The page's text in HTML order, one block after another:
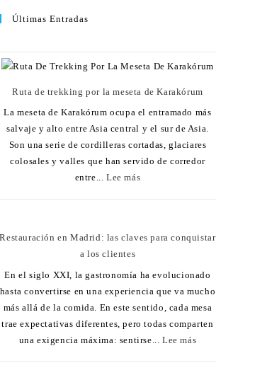
Últimas Entradas
Ruta de trekking por la meseta de Karakórum
La meseta de Karakórum ocupa el entramado más
salvaje y alto entre Asia central y el sur de Asia.
Son una serie de cordilleras cortadas, glaciares
colosales y valles que han servido de corredor
entre...Lee más
Restauración en Madrid: las claves para conquistar
a los clientes
En el siglo XXI, la gastronomía ha evolucionado
hasta convertirse en una experiencia que va mucho
más allá de la comida. En este sentido, cada mesa
trae expectativas diferentes, pero todas comparten
una exigencia máxima: sentirse...Lee más